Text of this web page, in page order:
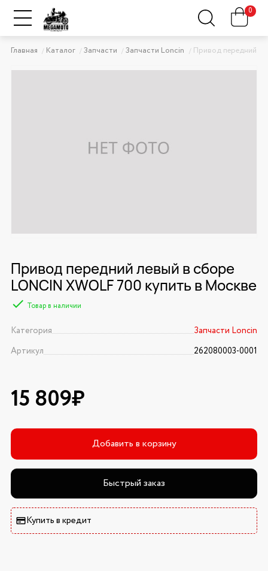
0
Главная Каталог Запчасти Запчасти Loncin Привод передний
Привод передний левый в сборе
LONCIN XWOLF 700 купить в Москве
Товар в наличии
Категория
Запчасти Loncin
Артикул
262080003-0001
15 809₽
Добавить в корзину
Быстрый заказ
Купить в кредит